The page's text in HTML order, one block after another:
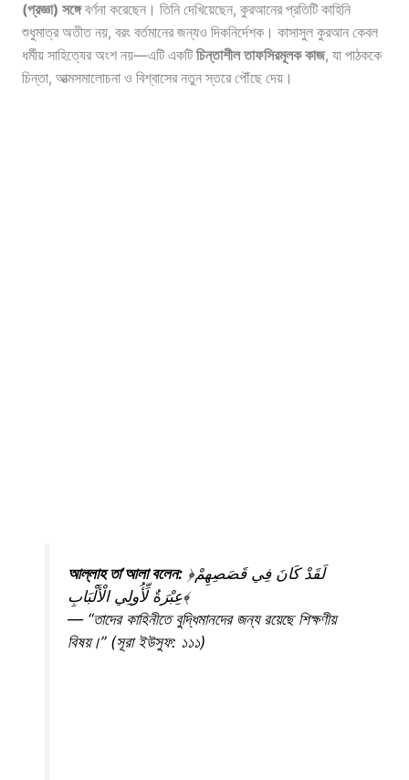
(প্রজ্ঞা) সঙ্গেবর্ণনা করেছেন। তিনি দেখিয়েছেন, কুরআনের প্রতিটি কাহিনি
শুধুমাত্র অতীত নয়, বরং বর্তমানের জন্যও দিকনির্দেশক। কাসাসুল কুরআন কেবল
ধর্মীয় সাহিত্যের অংশ নয়—এটি একটিচিন্তাশীল তাফসিরমূলক কাজ, যা পাঠককে
চিন্তা, আত্মসমালোচনা ও বিশ্বাসের নতুন স্তরে পৌঁছে দেয়।
আল্লাহ তা’আলা বলেন: ﴿لَقَدْ كَانَ فِي قَصَصِهِمْ
عِبْرَةٌ لِّأُولِي الْأَلْبَابِ﴾
— “তাদের কাহিনীতে বুদ্ধিমানদের জন্য রয়েছে শিক্ষণীয়
বিষয়।” (সূরা ইউসুফ: ১১১)